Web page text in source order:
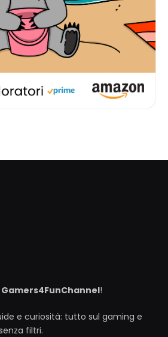
Gamers4FunChannel!
e curiosità: tutto sul gaming e
filtri.